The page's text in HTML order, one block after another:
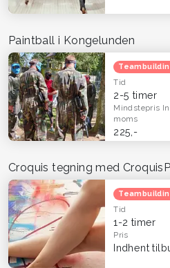
Paintball i Kongelunden
Tid
2-5 timer
Mindstepris
moms
225,-
Croquis tegning med
Tid
1-2 timer
Pris
Indhent